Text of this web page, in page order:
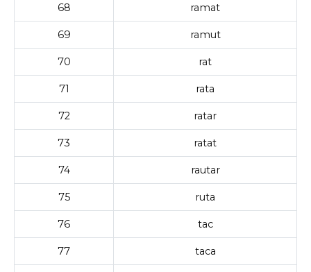
68 ramat
69 ramut
70 rat
71 rata
72 ratar
73 ratat
74 rautar
75 ruta
76 tac
77 taca